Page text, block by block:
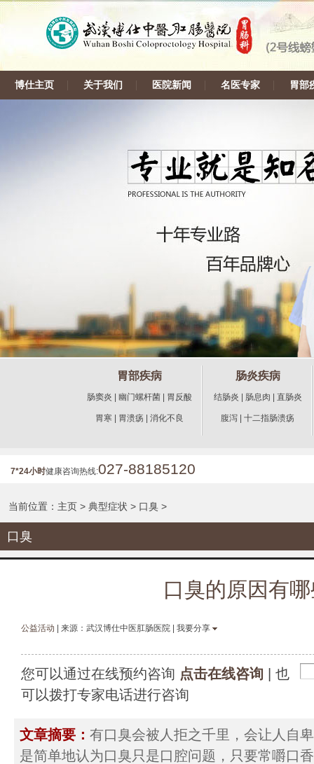
博仕主页 关于我们 医院新闻 名医专家 胃部
胃部疾病
肠窦炎 幽门螺杆菌| 胃反酸
胃寒 胃溃疡 消化不良
肠炎疾病
结肠炎 肠息肉 直肠炎
腹泻 十二指肠溃疡
7*24小时健康咨询热线:027-88185120
当前位置： 主页 > 典型症状 > 口臭 >
口臭
口臭的原因有
公益活动 | 来源：武汉博仕中医肛肠医院 | 我要分享
您可以通过在线预约咨询 点击在线咨询 | 也
可以拨打专家电话进行咨询
文章摘要： 有口臭会被人拒之千里，会让人自
是简单地认为口臭只是口腔问题，只要常嚼口